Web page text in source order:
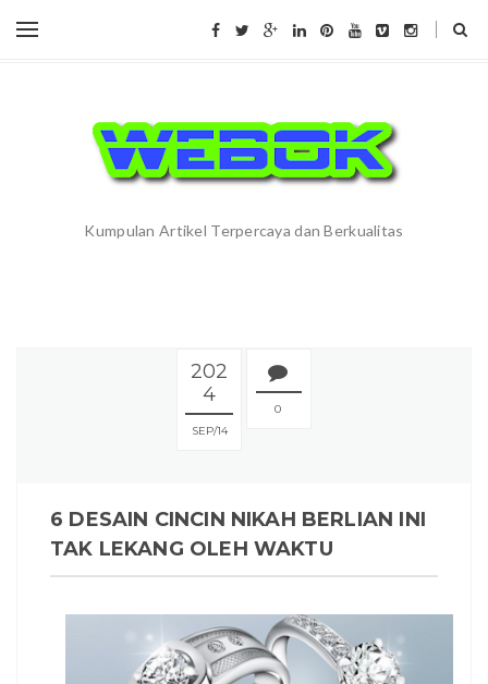
Kumpulan Artikel Terpercaya dan Berkualitas
202
4
SEP 14
0
6 DESAIN CINCIN NIKAH BERLIAN INI
TAK LEKANG OLEH WAKTU